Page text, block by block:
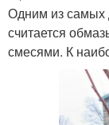
Одним из самых
считается
смесями. К